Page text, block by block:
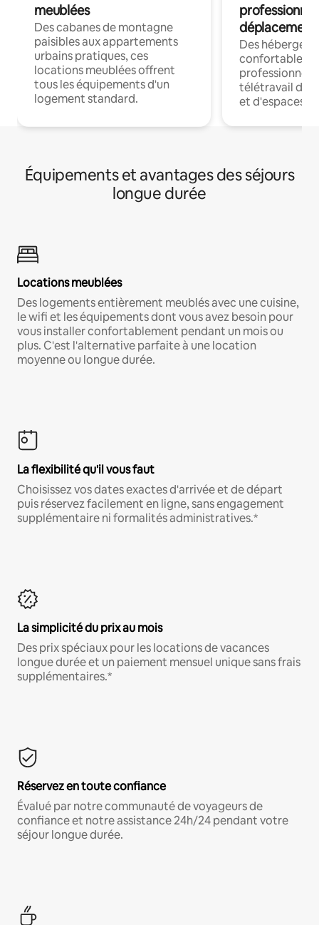
meublées
Des cabanes de montagne
paisibles aux appartements
urbains pratiques, ces
locations meublées offrent
tous les équipements d'un
logement standard.
déplacement
Des
confortables
professionnels
télétravail
et d'espaces
Équipements et avantages des séjours
longue durée
Locations meublées
Des logements entièrement meublés avec une cuisine,
le wifi et les équipements dont vous avez besoin pour
vous installer confortablement pendant un mois ou
plus. C'est l'alternative parfaite à une location
moyenne ou longue durée.
La flexibilité qu'il vous faut
Choisissez vos dates exactes d'arrivée et de départ
puis réservez facilement en ligne, sans engagement
supplémentaire ni formalités administratives.*
La simplicité du prix au mois
Des prix spéciaux pour les locations de vacances
longue durée et un paiement mensuel unique sans frais
supplémentaires.*
Réservez en toute confiance
Évalué par notre communauté de voyageurs de
confiance et notre assistance 24h/24 pendant votre
séjour longue durée.